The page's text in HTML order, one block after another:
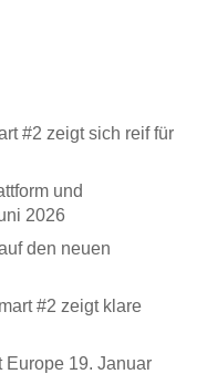
#2 zeigt sich reif für
und
2026
den neuen
#2 zeigt klare
Europe 19. Januar